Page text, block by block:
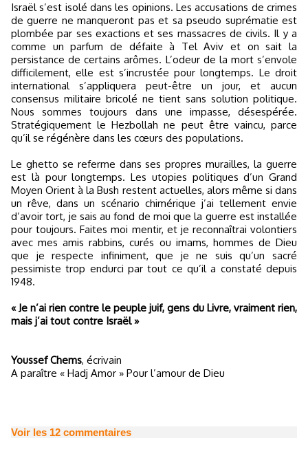
Israël s’est isolé dans les opinions. Les accusations de crimes
de guerre ne manqueront pas et sa pseudo suprématie est
plombée par ses exactions et ses massacres de civils. Il y a
comme un parfum de défaite à Tel Aviv et on sait la
persistance de certains arômes. L’odeur de la mort s’envole
difficilement, elle est s’incrustée pour longtemps. Le droit
international s’appliquera peut-être un jour, et aucun
consensus militaire bricolé ne tient sans solution politique.
Nous sommes toujours dans une impasse, désespérée.
Stratégiquement le Hezbollah ne peut être vaincu, parce
qu’il se régénère dans les cœurs des populations.
Le ghetto se referme dans ses propres murailles, la guerre
est là pour longtemps. Les utopies politiques d’un Grand
Moyen Orient à la Bush restent actuelles, alors même si dans
un rêve, dans un scénario chimérique j’ai tellement envie
d’avoir tort, je sais au fond de moi que la guerre est installée
pour toujours. Faites moi mentir, et je reconnaîtrai volontiers
avec mes amis rabbins, curés ou imams, hommes de Dieu
que je respecte infiniment, que je ne suis qu’un sacré
pessimiste trop endurci par tout ce qu’il a constaté depuis
1948.
« Je n’ai rien contre le peuple juif, gens du Livre, vraiment rien,
mais j’ai tout contre Israël »
Youssef Chems, écrivain
A paraître « Hadj Amor » Pour l’amour de Dieu
Voir les 12 commentaires